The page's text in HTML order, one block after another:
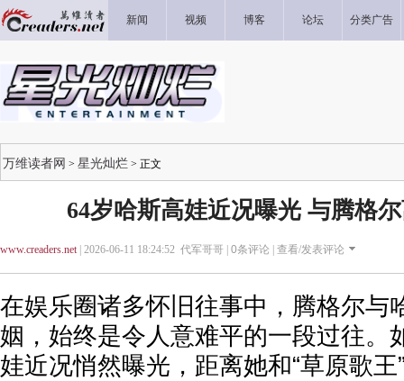
新闻 视频 博客 论坛 分类广告
万维读者网 > 星光灿烂 > 正文
64岁哈斯高娃近况曝光 与腾格
www.creaders.net| 2026-06-11 18:24:52 代军哥哥 | 0条评论 | 查看/发表评论
在娱乐圈诸多怀旧往事中，腾格尔与
姻，始终是令人意难平的一段过往。
娃近况悄然曝光，距离她和“草原歌